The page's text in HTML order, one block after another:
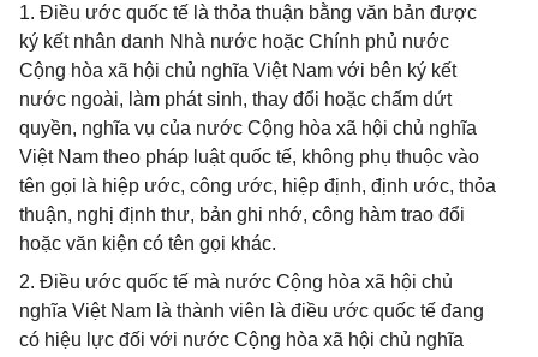
1. Điều ước quốc tế là thỏa thuận bằng văn bản được
ký kết nhân danh Nhà nước hoặc Chính phủ nước
Cộng hòa xã hội chủ nghĩa Việt Nam với bên ký kết
nước ngoài, làm phát sinh, thay đổi hoặc chấm dứt
quyền, nghĩa vụ của nước Cộng hòa xã hội chủ nghĩa
Việt Nam theo pháp luật quốc tế, không phụ thuộc vào
tên gọi là hiệp ước, công ước, hiệp định, định ước, thỏa
thuận, nghị định thư, bản ghi nhớ, công hàm trao đổi
hoặc văn kiện có tên gọi khác.
2. Điều ước quốc tế mà nước Cộng hòa xã hội chủ
nghĩa Việt Nam là thành viên là điều ước quốc tế đang
có hiệu lực đối với nước Cộng hòa xã hội chủ nghĩa